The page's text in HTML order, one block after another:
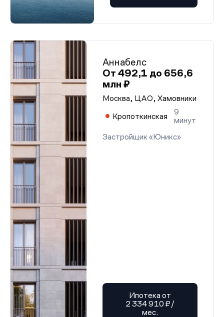
Аннабелс
От 492,1 до 656,6
млн ₽
Москва, ЦАО, Хамовники
Кропоткинская
9
минут
Застройщик «Юникс»
Ипотека от
2 334 910 ₽/
мес.